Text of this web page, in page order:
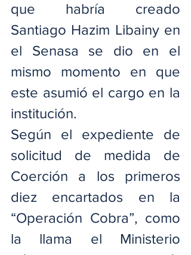
que habría creado
Santiago Hazim Libainy en
el Senasa se dio en el
mismo momento en que
este asumió el cargo en la
institución.
Según el expediente de
solicitud de medida de
Coerción a los primeros
diez encartados en la
“Operación Cobra”, como
la llama el Ministerio